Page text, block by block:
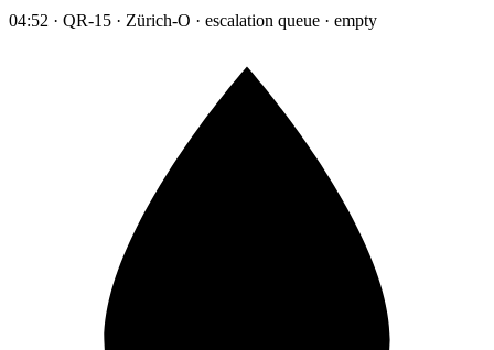
04:52 · QR-15 · Zürich-O · escalation queue · empty